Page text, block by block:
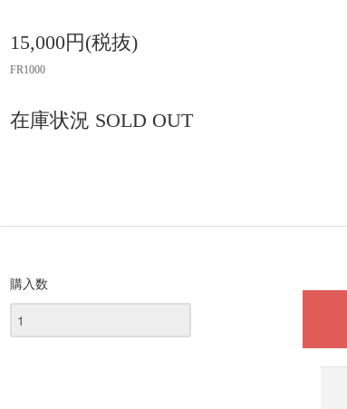
15,000円(税抜)
FR1000
在庫状況 SOLD OUT
購入数